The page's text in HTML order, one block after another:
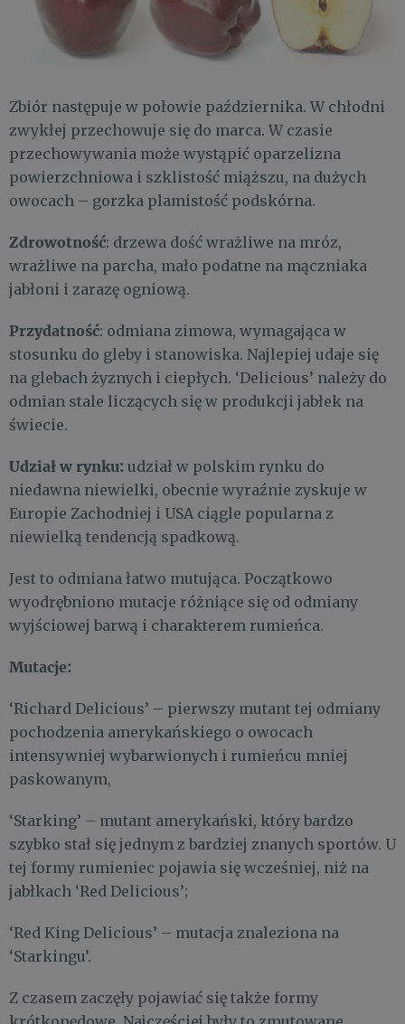
Zbiór następuje w połowie października. W chłodni
zwykłej przechowuje się do marca. W czasie
przechowywania może wystąpić oparzelizna
powierzchniowa i szklistość miąższu, na dużych
owocach – gorzka plamistość podskórna.
Zdrowotność: drzewa dość wrażliwe na mróz,
wrażliwe na parcha, mało podatne na mączniaka
jabłoni i zarazę ogniową.
Przydatność: odmiana zimowa, wymagająca w
stosunku do gleby i stanowiska. Najlepiej udaje się
na glebach żyznych i ciepłych. ‘Delicious’ należy do
odmian stale liczących się w produkcji jabłek na
świecie.
Udział w rynku: udział w polskim rynku do
niedawna niewielki, obecnie wyraźnie zyskuje w
Europie Zachodniej i USA ciągle popularna z
niewielką tendencją spadkową.
Jest to odmiana łatwo mutująca. Początkowo
wyodrębniono mutacje różniące się od odmiany
wyjściowej barwą i charakterem rumieńca.
Mutacje:
‘Richard Delicious’ – pierwszy mutant tej odmiany
pochodzenia amerykańskiego o owocach
intensywniej wybarwionych i rumieńcu mniej
paskowanym,
‘Starking’ – mutant amerykański, który bardzo
szybko stał się jednym z bardziej znanych sportów. U
tej formy rumieniec pojawia się wcześniej, niż na
jabłkach ‘Red Delicious’;
‘Red King Delicious’ – mutacja znaleziona na
‘Starkingu’.
Z czasem zaczęły pojawiać się także formy